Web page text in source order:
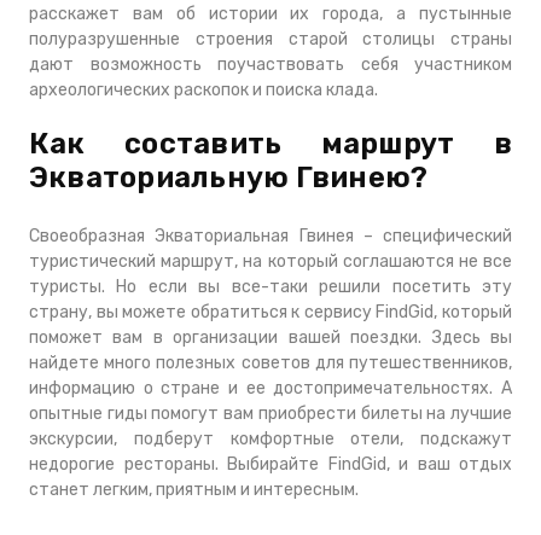
расскажет вам об истории их города, а пустынные
полуразрушенные строения старой столицы страны
дают возможность поучаствовать себя участником
археологических раскопок и поиска клада.
Как составить маршрут в
Экваториальную Гвинею?
Своеобразная Экваториальная Гвинея – специфический
туристический маршрут, на который соглашаются не все
туристы. Но если вы все-таки решили посетить эту
страну, вы можете обратиться к сервису FindGid, который
поможет вам в организации вашей поездки. Здесь вы
найдете много полезных советов для путешественников,
информацию о стране и ее достопримечательностях. А
опытные гиды помогут вам приобрести билеты на лучшие
экскурсии, подберут комфортные отели, подскажут
недорогие рестораны. Выбирайте FindGid, и ваш отдых
станет легким, приятным и интересным.